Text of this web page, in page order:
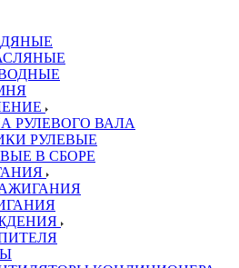
РУЛЕВОГО ВАЛА
РУЛЕВЫЕ
В СБОРЕ